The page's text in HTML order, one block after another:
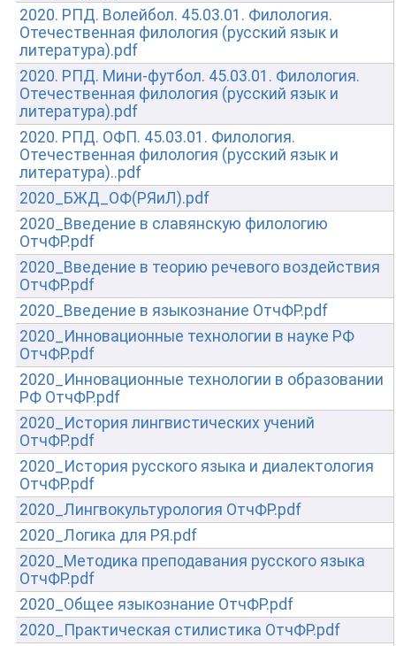
2020. РПД. Волейбол. 45.03.01. Филология.
Отечественная филология (русский язык и
литература).pdf
2020. РПД. Мини-футбол. 45.03.01. Филология.
Отечественная филология (русский язык и
литература).pdf
2020. РПД. ОФП. 45.03.01. Филология.
Отечественная филология (русский язык и
литература)..pdf
2020_БЖД_ОФ(РЯиЛ).pdf
2020_Введение в славянскую филологию
ОтчФР.pdf
2020_Введение в теорию речевого воздействия
ОтчФР.pdf
2020_Введение в языкознание ОтчФР.pdf
2020_Инновационные технологии в науке РФ
ОтчФР.pdf
2020_Инновационные технологии в образовании
РФ ОтчФР.pdf
2020_История лингвистических учений
ОтчФР.pdf
2020_История русского языка и диалектология
ОтчФР.pdf
2020_Лингвокультурология ОтчФР.pdf
2020_Логика для РЯ.pdf
2020_Методика преподавания русского языка
ОтчФР.pdf
2020_Общее языкознание ОтчФР.pdf
2020_Практическая стилистика ОтчФР.pdf